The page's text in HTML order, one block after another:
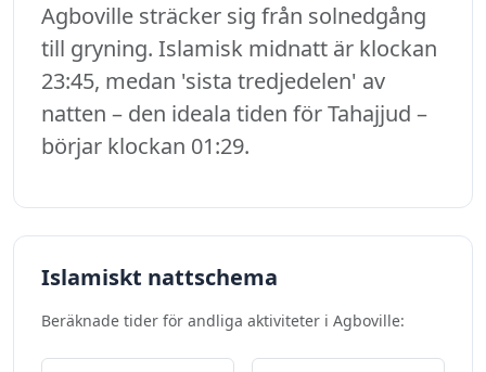
Agboville sträcker sig från solnedgång
till gryning. Islamisk midnatt är klockan
23:45, medan 'sista tredjedelen' av
natten – den ideala tiden för Tahajjud –
börjar klockan 01:29.
Islamiskt nattschema
Beräknade tider för andliga aktiviteter i Agboville: